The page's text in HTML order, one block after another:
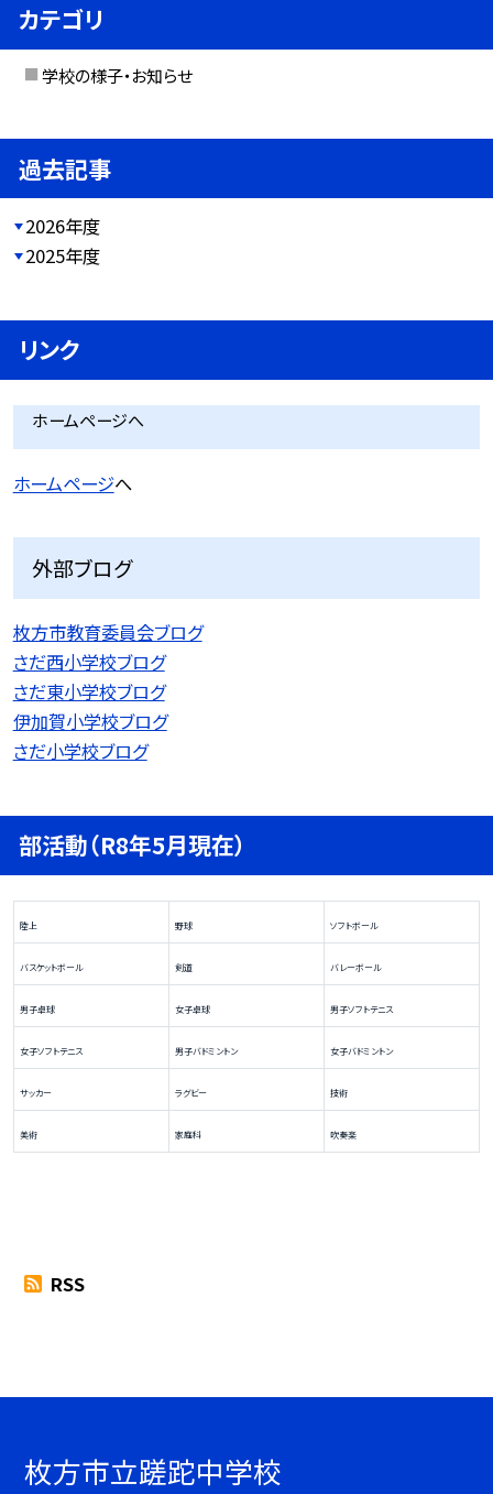
カテゴリ
学校の様子・お知らせ
過去記事
2026年度
2025年度
リンク
ホームページへ
ホームページへ
外部ブログ
枚方市教育委員会ブログ
さだ西小学校ブログ
さだ東小学校ブログ
伊加賀小学校ブログ
さだ小学校ブログ
部活動（R8年5月現在）
陸上 野球 ソフトボール
バスケットボール 剣道 バレーボール
男子卓球 女子卓球 男子ソフトテニス
女子ソフトテニス 男子バドミントン 女子バドミントン
サッカー ラグビー 技術
美術 家庭科 吹奏楽
RSS
枚方市立蹉跎中学校